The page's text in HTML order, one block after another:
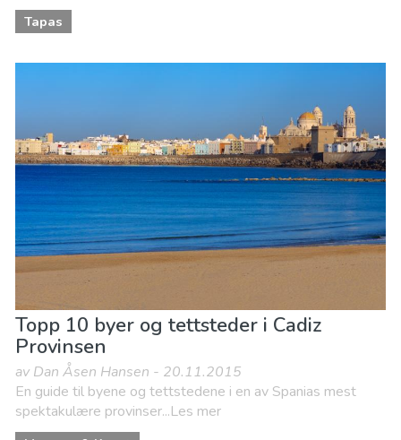
Tapas
Topp 10 byer og tettsteder i Cadiz
Provinsen
av Dan Åsen Hansen - 20.11.2015
En guide til byene og tettstedene i en av Spanias mest
spektakulære provinser...Les mer